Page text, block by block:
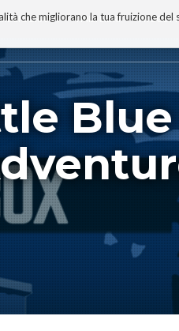
che migliorano la tua fruizione
I MIEI LIBRI
Blue